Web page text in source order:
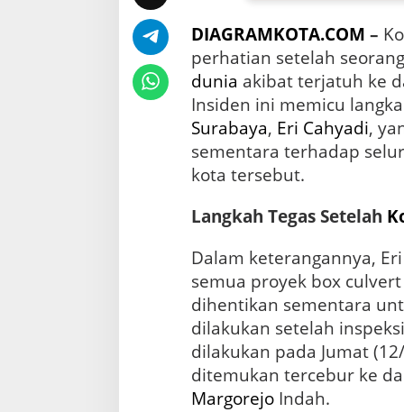
a
y
H
e
n
t
n
S
m
e
n
t
a
a
P
DIAGRAMKOTA.COM –
perhatian setelah seorang
dunia akibat terjatuh ke
Insiden ini memicu
Surabaya, Eri Cahyadi,
sementara terhadap
kota tersebut.
Langkah Tegas Setelah
Dalam keterangannya,
semua proyek box
dihentikan sementara
dilakukan setelah
dilakukan pada Jumat
ditemukan tercebur ke
MargorejoIndah.